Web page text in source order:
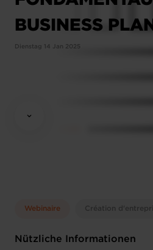
BUSINESS
Dienstag 14 Jan 2025
Webinaire Création
Nützliche Informationen